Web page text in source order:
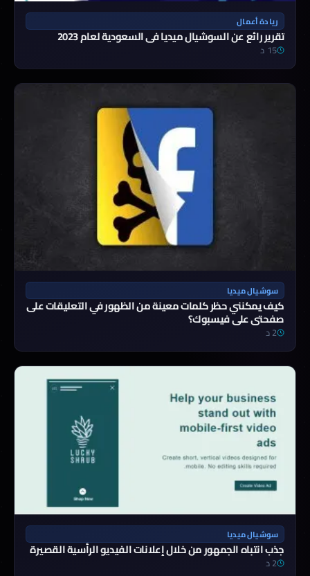
ريادة أعمال
تقرير رائع عن السوشيال ميديا في السعودية لعام 2023
15 د
سوشيال ميديا
كيف يمكنني حظر كلمات معينة من الظهور في التعليقات على
صفحتي على فيسبوك؟
2 د
سوشيال ميديا
جذب انتباه الجمهور من خلال إعلانات الفيديو الرأسية القصيرة
2 د